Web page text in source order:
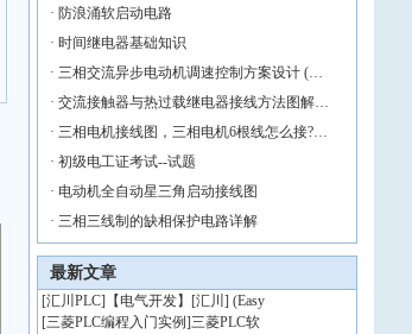
· 防浪涌软启动电路
· 时间继电器基础知识
· 三相交流异步电动机调速控制方案设计 (…
· 交流接触器与热过载继电器接线方法图解…
· 三相电机接线图，三相电机6根线怎么接?…
· 初级电工证考试--试题
· 电动机全自动星三角启动接线图
· 三相三线制的缺相保护电路详解
最新文章
[汇川PLC] 【电气开发】[汇川] (Easy
[三菱PLC编程入门实例]三菱PLC软